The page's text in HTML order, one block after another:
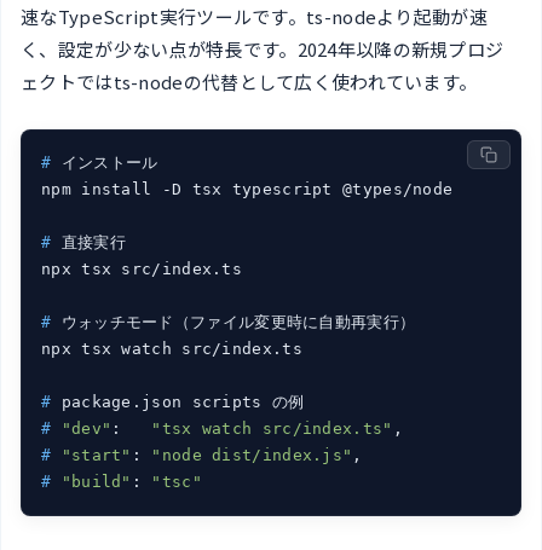
速なTypeScript実行ツールです。ts-nodeより起動が速
く、設定が少ない点が特長です。2024年以降の新規プロジ
ェクトではts-nodeの代替として広く使われています。
# インストール
# 直接実行
# ウォッチモード（ファイル変更時に自動再実行）
# package.json scripts の例
#
"dev" : "tsx watch src/index.ts" ,
#
"start" : "node dist/index.js" ,
#
"build" : "tsc"